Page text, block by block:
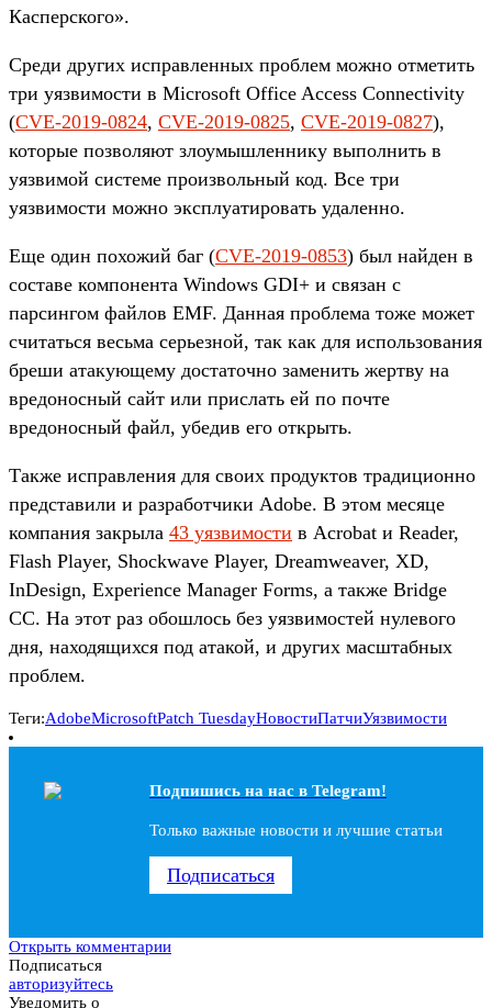
Касперского».
Среди других исправленных проблем можно отметить
три уязвимости в Microsoft Office Access Connectivity
(CVE-2019-0824, CVE-2019-0825, CVE-2019-0827),
которые позволяют злоумышленнику выполнить в
уязвимой системе произвольный код. Все три
уязвимости можно эксплуатировать удаленно.
Еще один похожий баг (CVE-2019-0853) был найден в
составе компонента Windows GDI+ и связан с
парсингом файлов EMF. Данная проблема тоже может
считаться весьма серьезной, так как для использования
бреши атакующему достаточно заменить жертву на
вредоносный сайт или прислать ей по почте
вредоносный файл, убедив его открыть.
Также исправления для своих продуктов традиционно
представили и разработчики Adobe. В этом месяце
компания закрыла 43 уязвимости в Acrobat и Reader,
Flash Player, Shockwave Player, Dreamweaver, XD,
InDesign, Experience Manager Forms, а также Bridge
CC. На этот раз обошлось без уязвимостей нулевого
дня, находящихся под атакой, и других масштабных
проблем.
Теги:AdobeMicrosoftPatch TuesdayНовостиПатчиУязвимости
Подпишись на наc в Telegram!
Только важные новости и лучшие статьи
Подписаться
Открыть комментарии
Подписаться
авторизуйтесь
Уведомить о